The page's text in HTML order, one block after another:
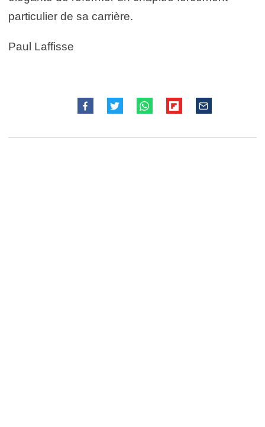
particulier de sa carrière.
Paul Laffisse